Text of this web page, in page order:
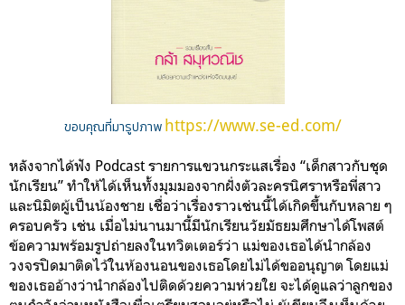
ขอบคุณที่มารูปภาพ https://www.se-ed.com/
หลังจากได้ฟัง Podcast รายการแขวนกระแสเรื่อง “เด็กสาวกับชุด
นักเรียน” ทำให้ได้เห็นทั้งมุมมองจากฝั่งตัวละครนิศราหรือพี่สาว
และนิมิตผู้เป็นน้องชาย เชื่อว่าเรื่องราวเช่นนี้ได้เกิดขึ้นกับหลาย ๆ
ครอบครัว เช่น เมื่อไม่นานมานี้มีนักเรียนวัยมัธยมศึกษาได้โพสต์
ข้อความพร้อมรูปถ่ายลงในทวิตเตอร์ว่า แม่ของเธอได้นำกล้อง
วงจรปิดมาติดไว้ในห้องนอนของเธอโดยไม่ได้ขออนุญาต โดยแม่
ของเธออ้างว่านำกล้องไปติดด้วยความห่วยใย จะได้ดูแลว่าลูกของ